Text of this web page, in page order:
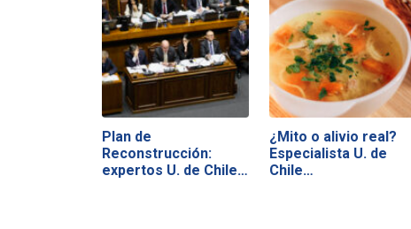
Plan de
Reconstrucción:
expertos U. de Chile…
¿Mito o alivio real?
Especialista U. de
Chile…